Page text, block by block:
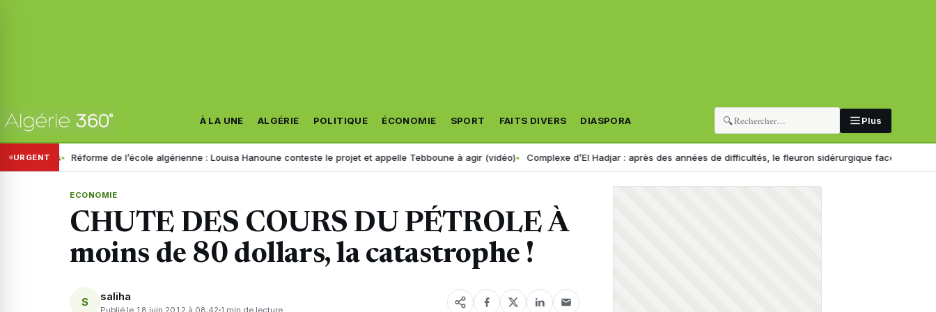
À LA UNE ALGÉRIE POLITIQUE ÉCONOMIE SPORT FAITS DIVERS DIASPORA 🔍 Plus
URGENT
Réforme de l’école algérienne : Louisa Hanoune conteste le projet et appelle Tebboune à agir (vidéo) Complexe d’El Hadjar : après des années de difficultés, le fleuron sidérurgique face à un tournant
ECONOMIE
CHUTE DES COURS DU PÉTROLE À
moins de 80 dollars, la catastrophe !
S saliha
Publié le 18 juin 2012 à 08:42 1 min de lecture